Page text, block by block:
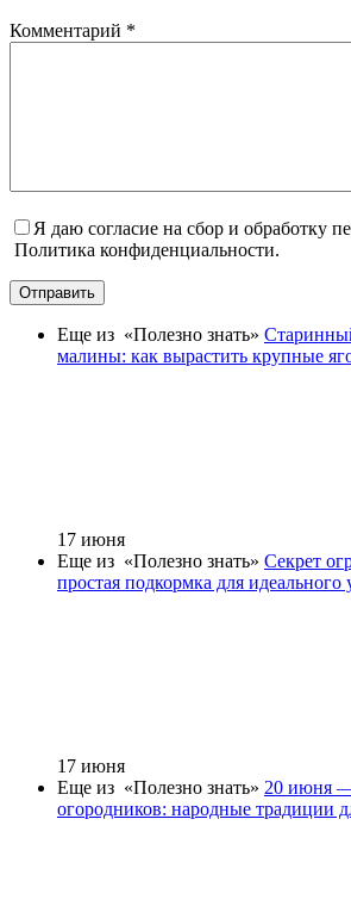
Комментарий *
Я даю согласие на сбор и обработку
Политика конфиденциальности.
Отправить
Еще из «Полезно знать»
малины: как вырастить крупные
17 июня
Еще из «Полезно знать» Секрет
простая подкормка для идеального
17 июня
Еще из «Полезно знать» 20 июня
огородников: народные традиции